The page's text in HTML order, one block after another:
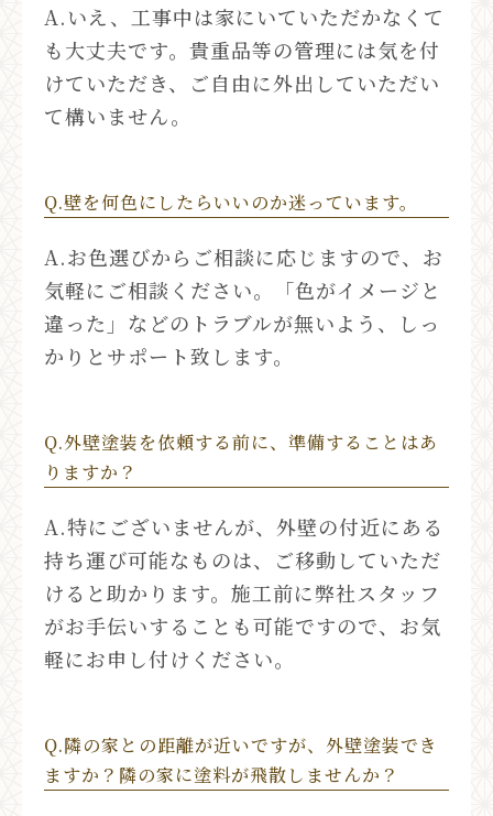
A.いえ、工事中は家にいていただかなくて
も大丈夫です。貴重品等の管理には気を付
けていただき、ご自由に外出していただい
て構いません。
Q.壁を何色にしたらいいのか迷っています。
A.お色選びからご相談に応じますので、お
気軽にご相談ください。「色がイメージと
違った」などのトラブルが無いよう、しっ
かりとサポート致します。
Q.外壁塗装を依頼する前に、準備することはあ
りますか？
A.特にございませんが、外壁の付近にある
持ち運び可能なものは、ご移動していただ
けると助かります。施工前に弊社スタッフ
がお手伝いすることも可能ですので、お気
軽にお申し付けください。
Q.隣の家との距離が近いですが、外壁塗装でき
ますか？隣の家に塗料が飛散しませんか？